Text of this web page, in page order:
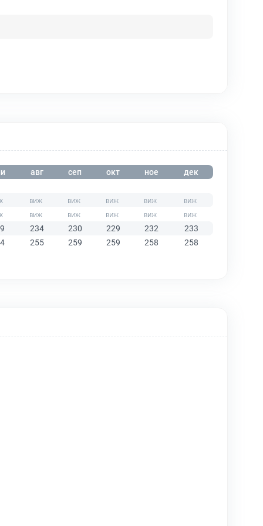
авг сеп окт ное дек
234 230 229 232
233
255 259 259 258 258